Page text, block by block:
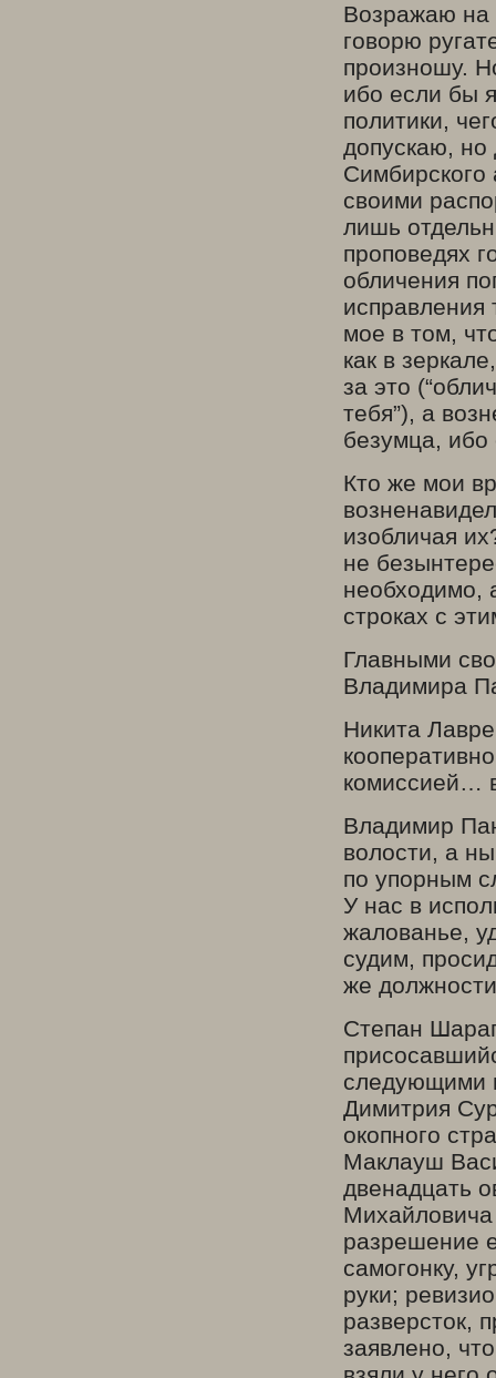
Возражаю на
говорю
произношу.
ибо если бы
политики,
допускаю, но
Симбирского
своими
лишь
проповедях
обличения
исправления
мое в том,
как в
за это
тебя”), а
безумца, ибо
Кто же мои
изобличая
не
необходимо,
строках с
Главными
Владимира
Никита
комиссией…
Владимир
волости, а
по упорным
У нас в
жалованье,
судим,
же
Степан
следующими
Димитрия
окопного
Маклауш
двенадцать
Михайловича
разрешение
самогонку,
руки;
разверсток,
заявлено,